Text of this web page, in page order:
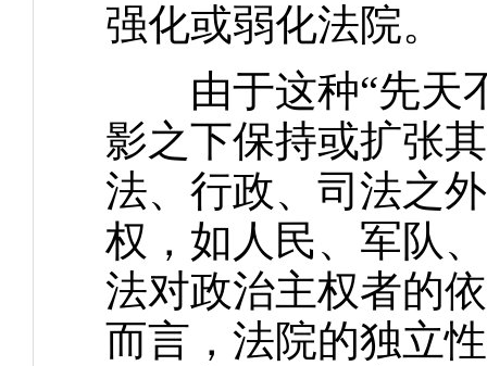
强化或弱化法院。
由于这种“先天不
影之下保持或扩张
法、行政、司法之
权，如人民、军队
法对政治主权者的
而言，法院的独立